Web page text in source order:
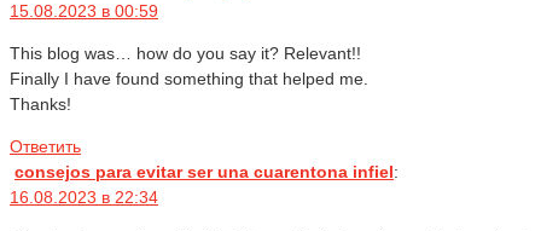
15.08.2023 в 00:59
This blog was… how do you say it? Relevant!!
Finally I have found something that helped me.
Thanks!
Ответить
consejos para evitar ser una cuarentona infiel:
16.08.2023 в 22:34